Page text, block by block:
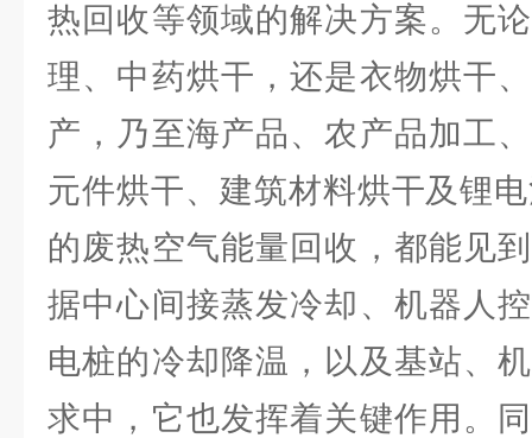
热回收等领域的解决方案。无
理、中药烘干，还是衣物烘干
产，乃至海产品、农产品加工
元件烘干、建筑材料烘干及锂
的废热空气能量回收，都能见
据中心间接蒸发冷却、机器人
电桩的冷却降温，以及基站、
求中，它也发挥着关键作用。